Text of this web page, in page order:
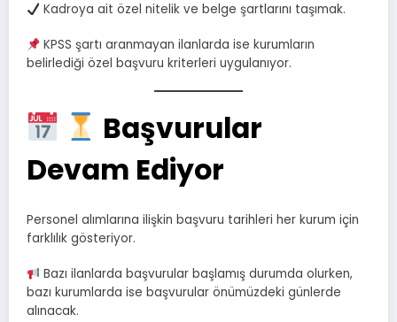
Kadroya ait özel nitelik ve belge şartlarını taşımak.
KPSS şartı aranmayan ilanlarda ise kurumların
belirlediği özel başvuru kriterleri uygulanıyor.
Başvurular
Devam Ediyor
Personel alımlarına ilişkin başvuru tarihleri her kurum için
farklılık gösteriyor.
Bazı ilanlarda başvurular başlamış durumda olurken,
bazı kurumlarda ise başvurular önümüzdeki günlerde
alınacak.